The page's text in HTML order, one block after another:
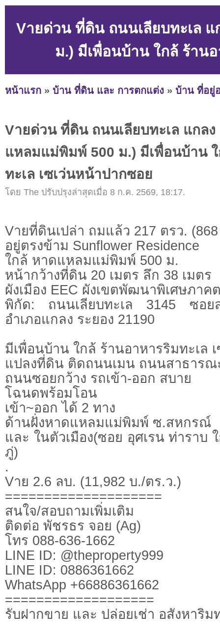
Vายด่วน ที่ดิน ถนนเลียบทะเล
ม.) มีเพื่อนบ้าน ใกล้ ร้าน
หน้าแรก » บ้าน ที่ดิน และ การตกแต่ง » บ้าน ที่อยู่
Vายด่วน ที่ดิน ถนนเลียบทะเล แกลง
แหลมแม่พิมพ์ 500 ม.) มีเพื่อนบ้าน
ทะเล เซเว่นหน้าปากซอย
โดย The ปรับปรุงล่าสุดเมื่อ 8 ก.ค. 2569, 18:17.
Vายที่ดินเปล่า ถมแล้ว 217 ตรว.
อยู่ตรงข้าม Sunflower Residence
ใกล้ หาดแหลมแม่พิมพ์ 500 ม.
หน้ากว้างที่ดิน 20 เมตร ลึก 38 เมตร
ผังเมือง EEC ผังเขตพัฒนาพิเศษภาค
พิกัด: ถนนเลียบทะเล 3145 ซอ
อำเภอแกลง ระยอง 21190
มีเพื่อนบ้าน ใกล้ ร้านอาหารริมทะเล
แปลงที่ดิน ติดถนนเมน ถนนสาธารณ
ถนนซอยกว้าง รถเข้า-ออก สบาย
โฉนดพร้อมโอน
เข้า~ออก ได้ 2 ทาง
ด้านฝั่งหาดแหลมแม่พิมพ์ ซ.สหกรณ์
และ ในตัวเมือง(ซอย อุศเรน ท่าราบ
ภู่)
.
Vาย 2.6 ลบ. (11,982 บ./ตร.ว.)
====================
สนใจ/สอบถามเพิ่มเติม
ติดต่อ พัชรธร จอย (Ag)
โทร 088-636-1662
LINE ID: @theproperty999
LINE ID: 0886361662
WhatsApp +66886361662
===================
รับฝากขาย และ ปล่อยเช่า อสังหาริ